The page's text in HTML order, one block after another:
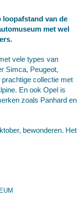
van de
met wel
vele types van
Simca, Peugeot,
collectie met
En ook Opel is
zoals Panhard en
bewonderen. Het